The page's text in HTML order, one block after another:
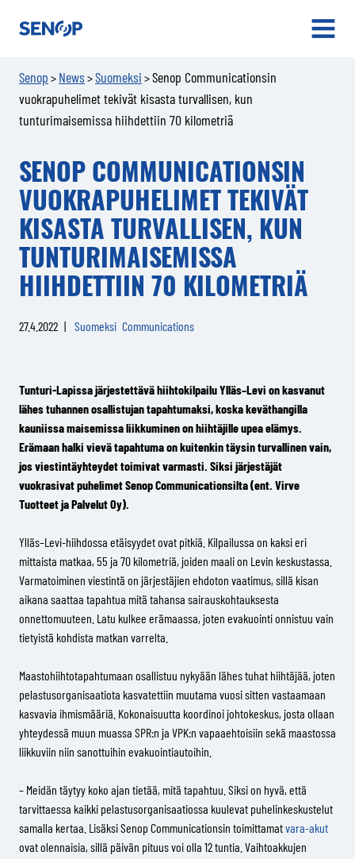
Senop
Senop > News>Suomeksi >Senop Communicationsin
vuokrapuhelimet tekivät kisasta turvallisen, kun
tunturimaisemissa hiihdettiin 70 kilometriä
SENOP COMMUNICATIONSIN
VUOKRAPUHELIMET TEKIVÄT
KISASTA TURVALLISEN, KUN
TUNTURIMAISEMISSA
HIIHDETTIIN 70 KILOMETRIÄ
27.4.2022 | Suomeksi Communications
Tunturi-Lapissa järjestettävä hiihtokilpailu Ylläs–Levi on kasvanut
lähes tuhannen osallistujan tapahtumaksi, koska keväthangilla
kauniissa maisemissa liikkuminen on hiihtäjille upea elämys.
Erämaan halki vievä tapahtuma on kuitenkin täysin turvallinen vain,
jos viestintäyhteydet toimivat varmasti. Siksi järjestäjät
vuokrasivat puhelimet Senop Communicationsilta (ent. Virve
Tuotteet ja Palvelut Oy).
Ylläs–Levi-hiihdossa etäisyydet ovat pitkiä. Kilpailussa on kaksi eri
mittaista matkaa, 55 ja 70 kilometriä, joiden maali on Levin keskustassa.
Varmatoiminen viestintä on järjestäjien ehdoton vaatimus, sillä kisan
aikana saattaa tapahtua mitä tahansa sairauskohtauksesta
onnettomuuteen. Latu kulkee erämaassa, joten evakuointi onnistuu vain
tietyistä kohdista matkan varrelta.
Maastohiihtotapahtumaan osallistuu nykyään lähes tuhat hiihtäjää, joten
pelastusorganisaatiota kasvatettiin muutama vuosi sitten vastaamaan
kasvavia ihmismääriä. Kokonaisuutta koordinoi johtokeskus, josta ollaan
yhteydessä muun muassa SPR:n ja VPK:n vapaaehtoisiin sekä maastossa
liikkuviin niin sanottuihin evakuointiautoihin.
– Meidän täytyy koko ajan tietää, mitä tapahtuu. Siksi on hyvä, että
tarvittaessa kaikki pelastusorganisaatiossa kuulevat puhelinkeskustelut
samalla kertaa. Lisäksi Senop Communicationsin toimittamatvara-akut
ovat olennaisia, sillä päivän pituus voi olla 12 tuntia. Vaihtoakkujen